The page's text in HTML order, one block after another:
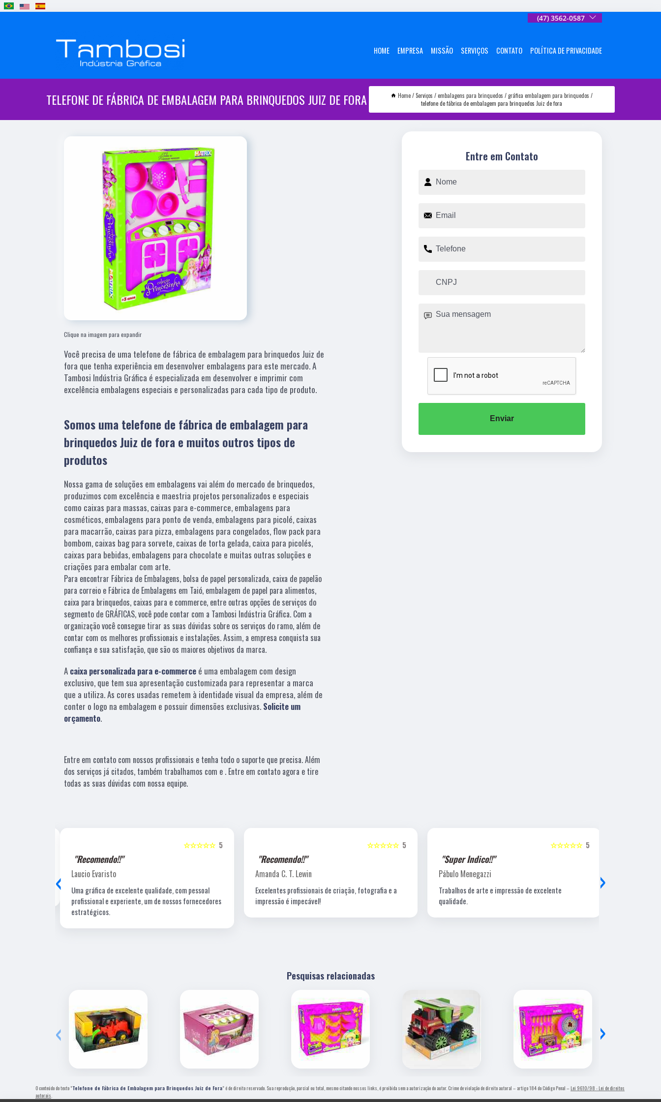
(47) 3562-0587
HOME EMPRESA MISSÃO SERVIÇOS CONTATO POLÍTICA DE PRIVACIDADE
TELEFONE DE FÁBRICA DE EMBALAGEM PARA BRINQUEDOS JUIZ DE FORA Home Serviços embalagens para brinquedos
gráfica embalagem para brinquedos
telefone de fábrica de embalagem para brinquedos Juiz de fora
Clique na imagem para expandir
Você precisa de uma telefone de fábrica de embalagem para brinquedos Juiz de
fora que tenha experiência em desenvolver embalagens para este mercado. A
Tambosi Indústria Gráfica é especializada em desenvolver e imprimir com
excelência embalagens especiais e personalizadas para cada tipo de produto.
Somos uma telefone de fábrica de embalagem para
brinquedos Juiz de fora e muitos outros tipos de
produtos
Nossa gama de soluções em embalagens vai além do mercado de brinquedos,
produzimos com excelência e maestria projetos personalizados e especiais
como caixas para massas, caixas para e-commerce, embalagens para
cosméticos, embalagens para ponto de venda, embalagens para picolé, caixas
para macarrão, caixas para pizza, embalagens para congelados, flow pack para
bombom, caixas bag para sorvete, caixas de torta gelada, caixa para picolés,
caixas para bebidas, embalagens para chocolate e muitas outras soluções e
criações para embalar com arte.
Para encontrar Fábrica de Embalagens, bolsa de papel personalizada, caixa de papelão
para correio e Fábrica de Embalagens em Taió, embalagem de papel para alimentos,
caixa para brinquedos, caixas para e commerce, entre outras opções de serviços do
segmento de GRÁFICAS, você pode contar com a Tambosi Indústria Gráfica. Com a
organização você consegue tirar as suas dúvidas sobre os serviços do ramo, além de
contar com os melhores profissionais e instalações. Assim, a empresa conquista sua
confiança e sua satisfação, que são os maiores objetivos da marca.
A caixa personalizada para e-commerce é uma embalagem com design
exclusivo, que tem sua apresentação customizada para representar a marca
que a utiliza. As cores usadas remetem à identidade visual da empresa, além de
conter o logo na embalagem e possuir dimensões exclusivas. Solicite um
orçamento.
Entre em contato com nossos profissionais e tenha todo o suporte que precisa. Além
dos serviços já citados, também trabalhamos com e . Entre em contato agora e tire
todas as suas dúvidas com nossa equipe.
Entre em Contato
Enviar
5
☆☆☆☆☆
"Recomendo!!"
Laucio Evaristo
Uma gráfica de excelente qualidade, com pessoal
profissional e experiente, um de nossos fornecedores
estratégicos.
5
☆☆☆☆☆
"Recomendo!!"
Amanda C. T. Lewin
Excelentes profissionais de criação, fotografia e a
impressão é impecável!
5
☆☆☆☆☆
"Super Indico!!"
Pábulo Menegazzi
Trabalhos de arte e impressão de excelente
qualidade.
‹ ›
Pesquisas relacionadas
‹ ›
O conteúdo do texto "Telefone de Fábrica de Embalagem para Brinquedos Juiz de Fora" é de direito reservado. Sua reprodução, parcial ou total, mesmo citando nossos links, é proibida sem a autorização do autor. Crime de violação de direito autoral – artigo 184 do Código Penal – Lei 9610/98 - Lei de direitos
autorais